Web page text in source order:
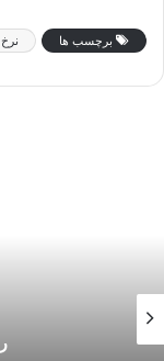
برچسب ها